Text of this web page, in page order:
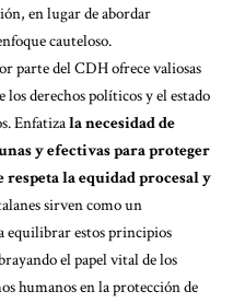
en lugar de abordar
cauteloso.
parte del CDH ofrece valiosas
derechos políticos y el estado
Enfatizala necesidad de
y efectivas para proteger
la equidad procesal y
sirven como un
equilibrar estos principios
el papel vital de los
humanos en la protección de